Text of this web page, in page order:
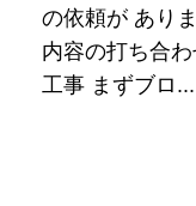
の依頼が あり
内容の打ち合
工事 まずブロ...